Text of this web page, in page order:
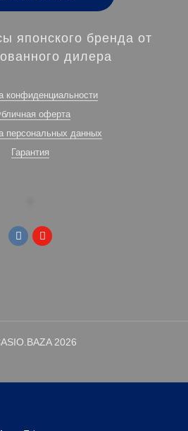
японского бренда от
дилера
конфиденциальности
оферта
персональных данных
Гарантия
2026